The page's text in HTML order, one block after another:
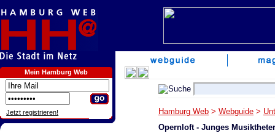
Mein Hamburg Web
Jetzt registrieren! Hamburg Web > Webguide >
Opernloft - Junges